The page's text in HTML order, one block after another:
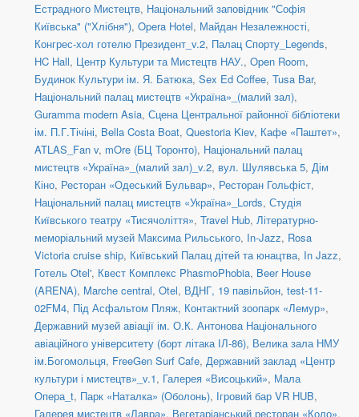
Естрадного Мистецтв, Національний заповідник "Софія
Київська" ("Хлібня"), Opera Hotel, Майдан Незалежності,
Конгрес-хол готелю Президент_v.2, Палац Спорту_Legends,
HC Hall, Центр Культури та Мистецтв НАУ., Open Room,
Будинок Культури ім. Я. Батюка, Sex Ed Coffee, Tusa Bar,
Національний палац мистецтв «Україна»_(малий зал),
Guramma modern Asia, Сцена Центральної районної бібліотеки
ім. П.Г.Тічіні, Bella Costa Boat, Questoria Kiev, Кафе «Паштет»,
ATLAS_Fan v, mOre (БЦ Торонто), Національний палац
мистецтв «Україна»_(малий зал)_v.2, вул. Шулявська 5, Дім
Кіно, Ресторан «Одеський Бульвар», Ресторан Гольфіст,
Національний палац мистецтв «Україна»_Lords, Студія
Київського театру «Тисячоліття», Travel Hub, Літературно-
меморіальний музей Максима Рильського, In-Jazz, Rosa
Victoria cruise ship, Київський Палац дітей та юнацтва, In Jazz,
Готель Otel', Квест Комплекс PhasmoPhobia, Beer House
(ARENA), Marche central, Otel, ВДНГ, 19 павільйон, test-11-
02FM4, Під Асфальтом Пляж, Контактний зоопарк «Лемур»,
Державний музей авіації ім. О.К. Антонова Національного
авіаційного університету (борт літака ІЛ-86), Велика зала НМУ
ім.Богомольця, FreeGen Surf Cafe, Державний заклад «Центр
культури і мистецтв»_v.1, Галерея «Висоцький», Мала
Опера_t, Парк «Наталка» (Оболонь), Ігровий бар VR HUB,
Галерея мистецтв «Лавра», Вегетаріанський ресторан «Коло»,